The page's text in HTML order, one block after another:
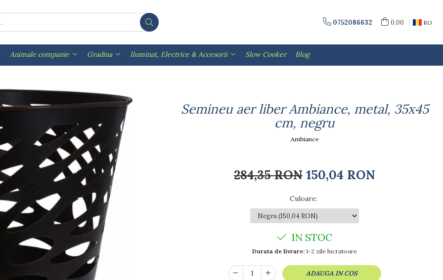
0752086632 0,00 RO
Animale companie Gradina Iluminat, Electrice & Accesorii Slow Cooker Blog
Semineu aer liber Ambiance, metal, 35x45
cm, negru
Ambiance
284,35 RON 150,04 RON
Culoare:
IN STOC
Durata de livrare: 1-2 zile lucratoare
ADAUGA IN COS